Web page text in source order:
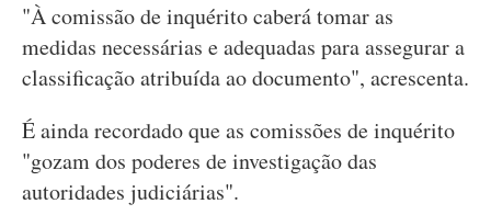
"À comissão de inquérito caberá tomar as
medidas necessárias e adequadas para assegurar a
classificação atribuída ao documento", acrescenta.
É ainda recordado que as comissões de inquérito
"gozam dos poderes de investigação das
autoridades judiciárias".